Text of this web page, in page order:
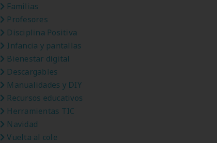
Familias
Profesores
Disciplina Positiva
Infancia y pantallas
Bienestar digital
Descargables
Manualidades y DIY
Recursos educativos
Herramientas TIC
Navidad
Vuelta al cole